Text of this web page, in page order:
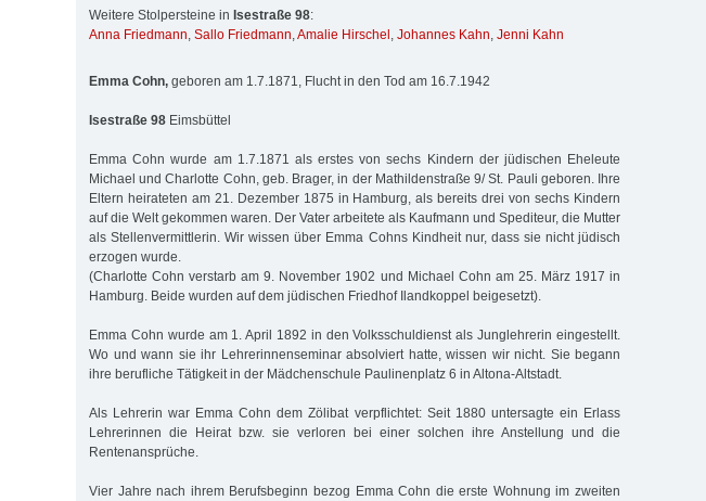
Weitere Stolpersteine in Isestraße 98:
Anna Friedmann, Sallo Friedmann,Amalie Hirschel , Johannes Kahn, Jenni Kahn
Emma Cohn, geboren am 1.7.1871, Flucht in den Tod am 16.7.1942
Isestraße 98 Eimsbüttel
Emma Cohn wurde am 1.7.1871 als erstes von sechs Kindern der jüdischen Eheleute
Michael und Charlotte Cohn, geb. Brager, in der Mathildenstraße 9/ St. Pauli geboren. Ihre
Eltern heirateten am 21. Dezember 1875 in Hamburg, als bereits drei von sechs Kindern
auf die Welt gekommen waren. Der Vater arbeitete als Kaufmann und Spediteur, die Mutter
als Stellenvermittlerin. Wir wissen über Emma Cohns Kindheit nur, dass sie nicht jüdisch
erzogen wurde.
(Charlotte Cohn verstarb am 9. November 1902 und Michael Cohn am 25. März 1917 in
Hamburg. Beide wurden auf dem jüdischen Friedhof Ilandkoppel beigesetzt).
Emma Cohn wurde am 1. April 1892 in den Volksschuldienst als Junglehrerin eingestellt.
Wo und wann sie ihr Lehrerinnenseminar absolviert hatte, wissen wir nicht. Sie begann
ihre berufliche Tätigkeit in der Mädchenschule Paulinenplatz 6 in Altona-Altstadt.
Als Lehrerin war Emma Cohn dem Zölibat verpflichtet: Seit 1880 untersagte ein Erlass
Lehrerinnen die Heirat bzw. sie verloren bei einer solchen ihre Anstellung und die
Rentenansprüche.
Vier Jahre nach ihrem Berufsbeginn bezog Emma Cohn die erste Wohnung im zweiten